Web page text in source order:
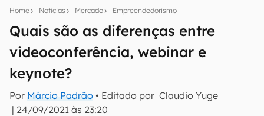
Home Notícias Mercado Empreendedorismo
Quais são as diferenças entre
videoconferência, webinar e
keynote?
Por Márcio Padrão • Editado por Claudio Yuge
| 24/09/2021 às 23:20
notícias e reviews sobre tecnologia em primeira
mão.
E-mail
inscreva-se